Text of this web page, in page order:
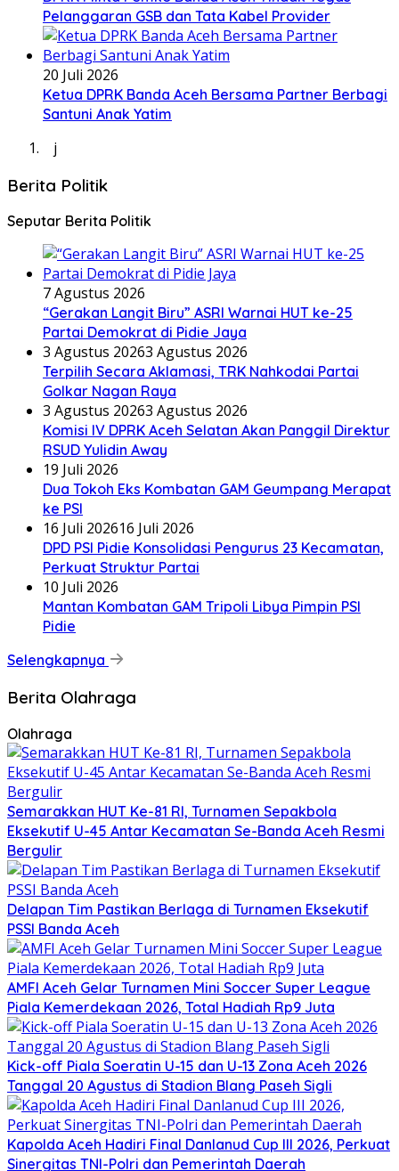
Pelanggaran GSB dan Tata Kabel Provider
20 Juli 2026
Ketua DPRK Banda Aceh Bersama Partner Berbagi
Santuni Anak Yatim
j
Berita Politik
Seputar Berita Politik
7 Agustus 2026
“Gerakan Langit Biru” ASRI Warnai HUT ke-25
Partai Demokrat di Pidie Jaya
3 Agustus 20263 Agustus 2026
Terpilih Secara Aklamasi, TRK Nahkodai Partai
Golkar Nagan Raya
3 Agustus 20263 Agustus 2026
Komisi IV DPRK Aceh Selatan Akan Panggil Direktur
RSUD Yulidin Away
19 Juli 2026
Dua Tokoh Eks Kombatan GAM Geumpang Merapat
ke PSI
16 Juli 202616 Juli 2026
DPD PSI Pidie Konsolidasi Pengurus 23 Kecamatan,
Perkuat Struktur Partai
10 Juli 2026
Mantan Kombatan GAM Tripoli Libya Pimpin PSI
Pidie
Selengkapnya
Berita Olahraga
Olahraga
Semarakkan HUT Ke-81 RI, Turnamen Sepakbola
Eksekutif U-45 Antar Kecamatan Se-Banda Aceh Resmi
Bergulir
Delapan Tim Pastikan Berlaga di Turnamen Eksekutif
PSSI Banda Aceh
AMFI Aceh Gelar Turnamen Mini Soccer Super League
Piala Kemerdekaan 2026, Total Hadiah Rp9 Juta
Kick-off Piala Soeratin U-15 dan U-13 Zona Aceh 2026
Tanggal 20 Agustus di Stadion Blang Paseh Sigli
Kapolda Aceh Hadiri Final Danlanud Cup III 2026, Perkuat
Sinergitas TNI-Polri dan Pemerintah Daerah